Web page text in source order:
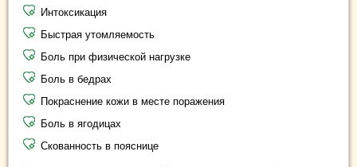
Интоксикация
Быстрая утомляемость
Боль при физической нагрузке
Боль в бедрах
Покраснение кожи в месте поражения
Боль в ягодицах
Скованность в пояснице